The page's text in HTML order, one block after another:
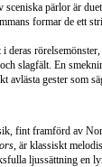
sceniska pärlor är
formar de ett
deras
slagfält. En
avlästa gester som
fint framförd av
, är klassiskt
ljussättning en